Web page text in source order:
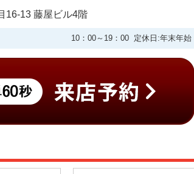
16-13 藤屋ビル4階
10：00～19：00 定休日:年末年始